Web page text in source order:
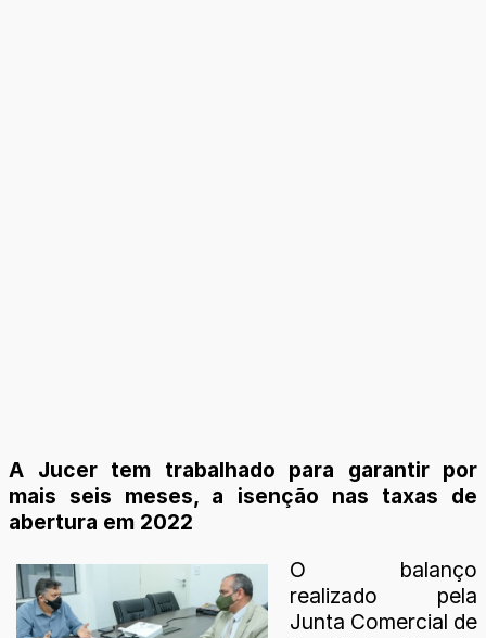
A Jucer tem trabalhado para garantir por
mais seis meses, a isenção nas taxas de
abertura em 2022
O balanço
realizado pela
Junta Comercial de